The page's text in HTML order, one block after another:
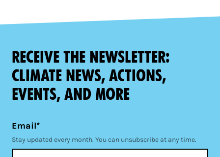
Receive the newsletter:
climate news, actions,
events, and more
Email*
Stay updated every month. You can unsubscribe at any time.